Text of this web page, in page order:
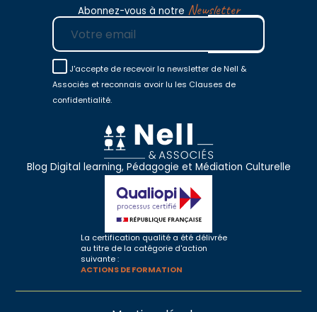
Abonnez-vous à notre Newsletter
E-mail
J'accepte de recevoir la newsletter de Nell &
Associés et reconnais avoir lu les Clauses de
confidentialité.
Blog Digital learning, Pédagogie et Médiation Culturelle
La certification qualité a été délivrée
au titre de la catégorie d'action
suivante :
ACTIONS DE FORMATION